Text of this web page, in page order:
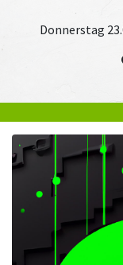
Donnerstag